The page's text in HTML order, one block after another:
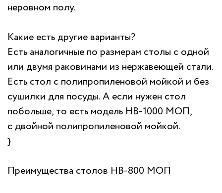
неровном полу.
Какие есть другие варианты?
Есть аналогичные по размерам столы с одной
или двумя раковинами из нержавеющей стали.
Есть стол с полипропиленовой мойкой и без
сушилки для посуды. А если нужен стол
побольше, то есть модель НВ-1000 МОП,
с двойной полипропиленовой мойкой.
}
Преимущества столов НВ-800 МОП